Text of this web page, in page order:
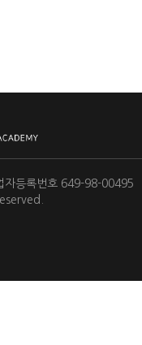
자등록번호 649-98-